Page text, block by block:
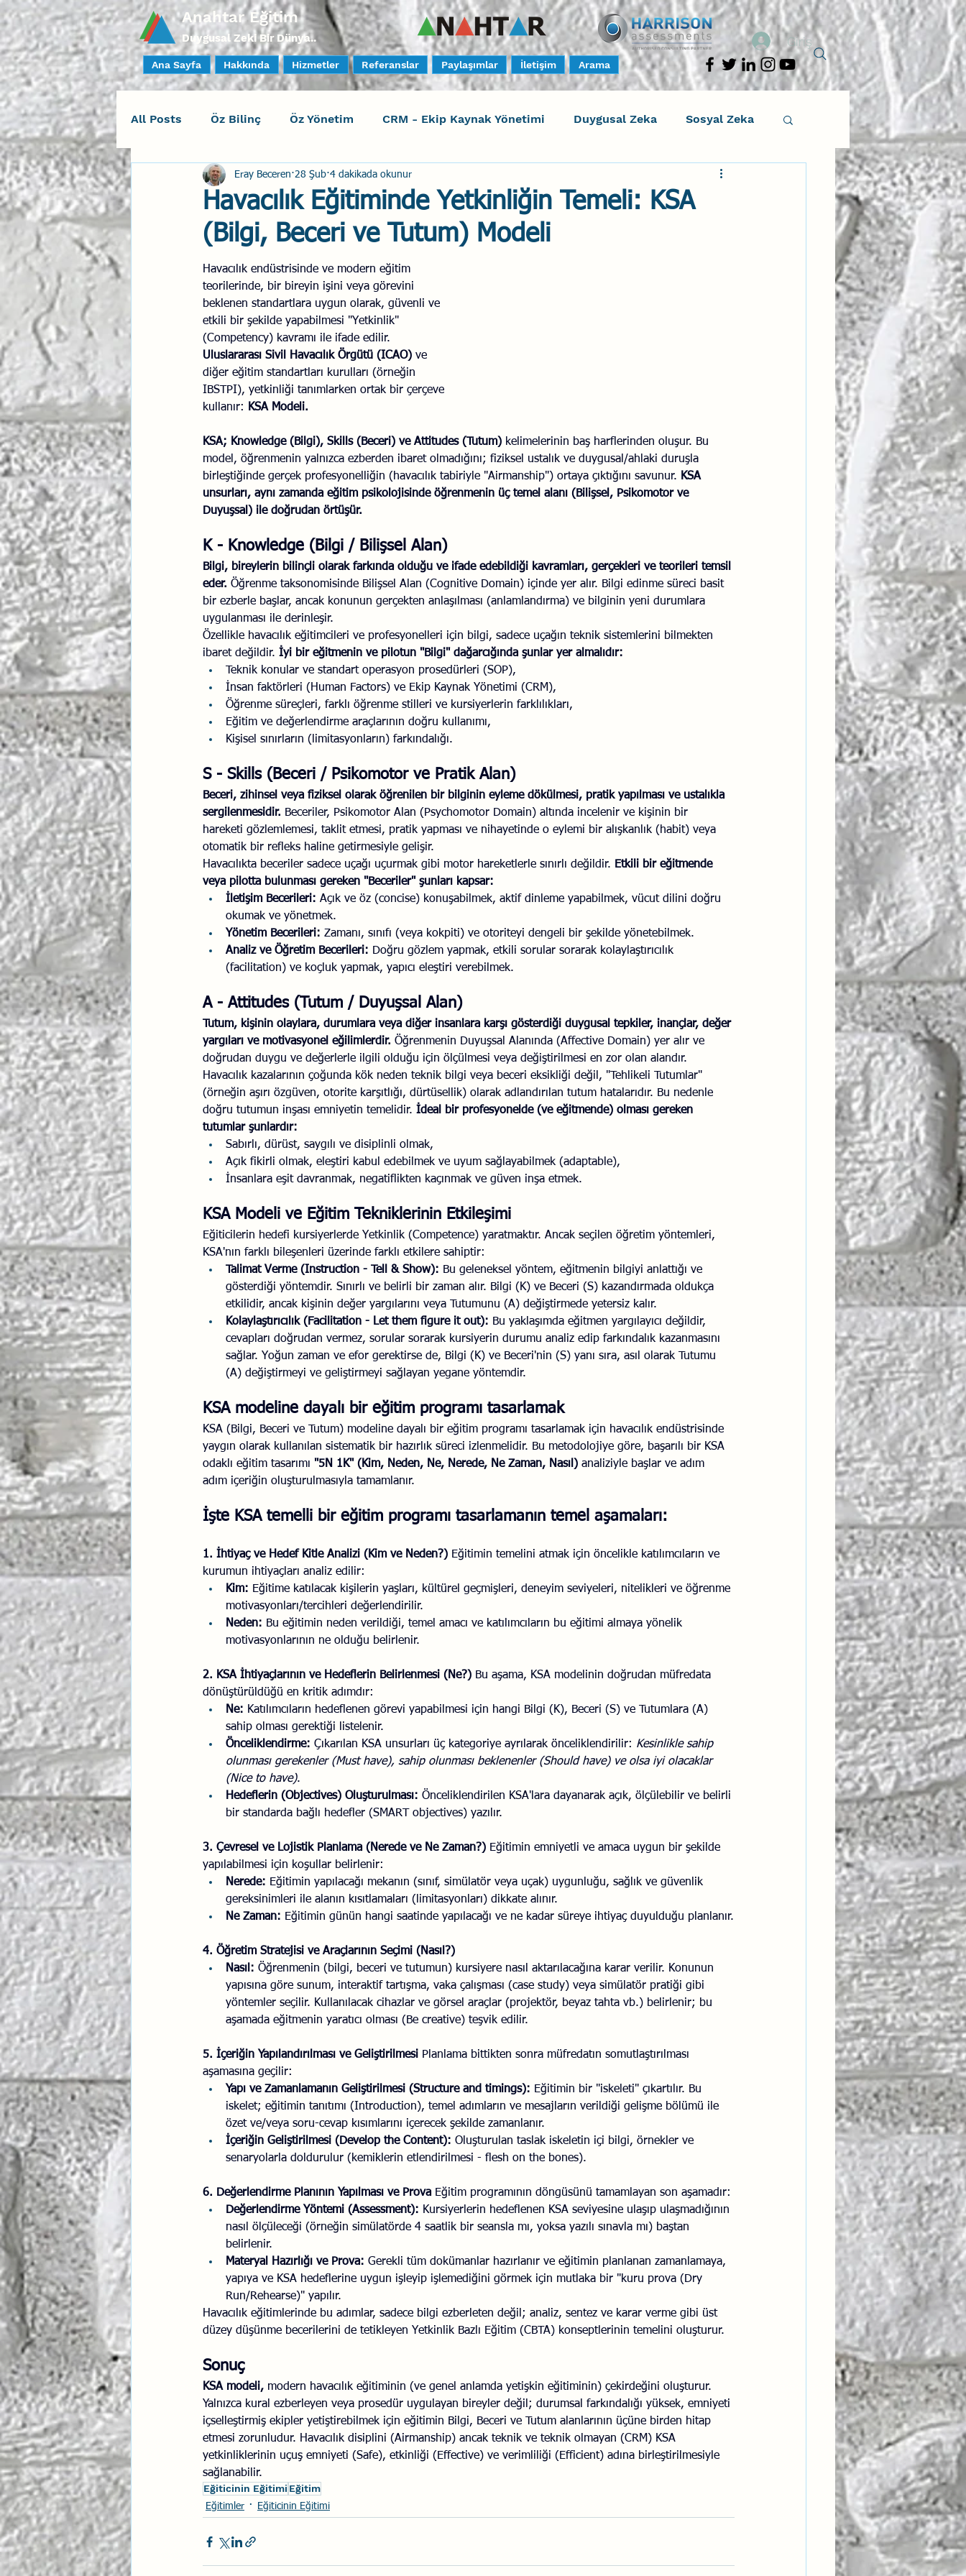
Anahtar Eğitim
Duygusal Zeki Bir Dünya..
Ana Sayfa Hakkında Hizmetler Referanslar Paylaşımlar İletişim Arama
Giriş
All Posts Öz Bilinç Öz Yönetim CRM - Ekip Kaynak Yönetimi Duygusal Zeka Sosyal Zeka
Sosyal Bilinç İlişki Yönetimi Harrison Assessments
Yaratıcı Drama İnsan Faktörleri - Human Factors Güvenli Davranış
Duygusal Zeka Koçluğu Uçak Kazaları
İlişki Yönetimi Sun Tzu Savaş Sanatı Wellbeing
Psikolojik Güvenlik Havacılık
Havacılık Eğitiminde Yetkinliğin Temeli: KSA
(Bilgi, Beceri ve Tutum) Modeli
Eray Beceren 28 Şub 4 dakikada okunur
Havacılık endüstrisinde ve modern eğitim
teorilerinde, bir bireyin işini veya görevini
beklenen standartlara uygun olarak, güvenli ve
etkili bir şekilde yapabilmesi "Yetkinlik"
(Competency) kavramı ile ifade edilir.
Uluslararası Sivil Havacılık Örgütü (ICAO) ve
diğer eğitim standartları kurulları (örneğin
IBSTPI), yetkinliği tanımlarken ortak bir çerçeve
kullanır:
KSA Modeli.
KSA; Knowledge (Bilgi), Skills (Beceri) ve Attitudes (Tutum) kelimelerinin baş harflerinden oluşur. Bu
model, öğrenmenin yalnızca ezberden ibaret olmadığını; fiziksel ustalık ve duygusal/ahlaki duruşla
birleştiğinde gerçek profesyonelliğin (havacılık tabiriyle "Airmanship") ortaya çıktığını savunur. KSA
unsurları, aynı zamanda eğitim psikolojisinde öğrenmenin üç temel alanı (Bilişsel, Psikomotor ve
Duyuşsal) ile doğrudan örtüşür.
K - Knowledge (Bilgi / Bilişsel Alan)
Bilgi, bireylerin bilinçli olarak farkında olduğu ve ifade edebildiği kavramları, gerçekleri ve teorileri temsil
eder. Öğrenme taksonomisinde Bilişsel Alan (Cognitive Domain) içinde yer alır. Bilgi edinme süreci basit
bir ezberle başlar, ancak konunun gerçekten anlaşılması (anlamlandırma) ve bilginin yeni durumlara
uygulanması ile derinleşir.
Özellikle havacılık eğitimcileri ve profesyonelleri için bilgi, sadece uçağın teknik sistemlerini bilmekten
ibaret değildir. İyi bir eğitmenin ve pilotun "Bilgi" dağarcığında şunlar yer almalıdır:
Teknik konular ve standart operasyon prosedürleri (SOP),
İnsan faktörleri (Human Factors) ve Ekip Kaynak Yönetimi (CRM),
Öğrenme süreçleri, farklı öğrenme stilleri ve kursiyerlerin farklılıkları,
Eğitim ve değerlendirme araçlarının doğru kullanımı,
Kişisel sınırların (limitasyonların) farkındalığı.
S - Skills (Beceri / Psikomotor ve Pratik Alan)
Beceri, zihinsel veya fiziksel olarak öğrenilen bir bilginin eyleme dökülmesi, pratik yapılması ve ustalıkla
sergilenmesidir. Beceriler, Psikomotor Alan (Psychomotor Domain) altında incelenir ve kişinin bir
hareketi gözlemlemesi, taklit etmesi, pratik yapması ve nihayetinde o eylemi bir alışkanlık (habit) veya
otomatik bir refleks haline getirmesiyle gelişir.
Havacılıkta beceriler sadece uçağı uçurmak gibi motor hareketlerle sınırlı değildir. Etkili bir eğitmende
veya pilotta bulunması gereken "Beceriler" şunları kapsar:
İletişim Becerileri: Açık ve öz (concise) konuşabilmek, aktif dinleme yapabilmek, vücut dilini doğru
okumak ve yönetmek.
Yönetim Becerileri: Zamanı, sınıfı (veya kokpiti) ve otoriteyi dengeli bir şekilde yönetebilmek.
Analiz ve Öğretim Becerileri: Doğru gözlem yapmak, etkili sorular sorarak kolaylaştırıcılık
(facilitation) ve koçluk yapmak, yapıcı eleştiri verebilmek.
A - Attitudes (Tutum / Duyuşsal Alan)
Tutum, kişinin olaylara, durumlara veya diğer insanlara karşı gösterdiği duygusal tepkiler, inançlar, değer
yargıları ve motivasyonel eğilimlerdir. Öğrenmenin Duyuşsal Alanında (Affective Domain) yer alır ve
doğrudan duygu ve değerlerle ilgili olduğu için ölçülmesi veya değiştirilmesi en zor olan alandır.
Havacılık kazalarının çoğunda kök neden teknik bilgi veya beceri eksikliği değil, "Tehlikeli Tutumlar"
(örneğin aşırı özgüven, otorite karşıtlığı, dürtüsellik) olarak adlandırılan tutum hatalarıdır. Bu nedenle
doğru tutumun inşası emniyetin temelidir. İdeal bir profesyonelde (ve eğitmende) olması gereken
tutumlar şunlardır:
Sabırlı, dürüst, saygılı ve disiplinli olmak,
Açık fikirli olmak, eleştiri kabul edebilmek ve uyum sağlayabilmek (adaptable),
İnsanlara eşit davranmak, negatiflikten kaçınmak ve güven inşa etmek.
KSA Modeli ve Eğitim Tekniklerinin Etkileşimi
Eğiticilerin hedefi kursiyerlerde Yetkinlik (Competence) yaratmaktır. Ancak seçilen öğretim yöntemleri,
KSA'nın farklı bileşenleri üzerinde farklı etkilere sahiptir:
Talimat Verme (Instruction - Tell & Show): Bu geleneksel yöntem, eğitmenin bilgiyi anlattığı ve
gösterdiği yöntemdir. Sınırlı ve belirli bir zaman alır. Bilgi (K) ve Beceri (S) kazandırmada oldukça
etkilidir, ancak kişinin değer yargılarını veya Tutumunu (A) değiştirmede yetersiz kalır.
Kolaylaştırıcılık (Facilitation - Let them figure it out): Bu yaklaşımda eğitmen yargılayıcı değildir,
cevapları doğrudan vermez, sorular sorarak kursiyerin durumu analiz edip farkındalık kazanmasını
sağlar. Yoğun zaman ve efor gerektirse de, Bilgi (K) ve Beceri'nin (S) yanı sıra, asıl olarak Tutumu
(A) değiştirmeyi ve geliştirmeyi sağlayan yegane yöntemdir.
KSA modeline dayalı bir eğitim programı tasarlamak
KSA (Bilgi, Beceri ve Tutum) modeline dayalı bir eğitim programı tasarlamak için havacılık endüstrisinde
yaygın olarak kullanılan sistematik bir hazırlık süreci izlenmelidir. Bu metodolojiye göre, başarılı bir KSA
odaklı eğitim tasarımı "5N 1K" (Kim, Neden, Ne, Nerede, Ne Zaman, Nasıl) analiziyle başlar ve adım
adım içeriğin oluşturulmasıyla tamamlanır.
İşte KSA temelli bir eğitim programı tasarlamanın temel aşamaları:
1. İhtiyaç ve Hedef Kitle Analizi (Kim ve Neden?) Eğitimin temelini atmak için öncelikle katılımcıların ve
kurumun ihtiyaçları analiz edilir:
Kim: Eğitime katılacak kişilerin yaşları, kültürel geçmişleri, deneyim seviyeleri, nitelikleri ve öğrenme
motivasyonları/tercihleri değerlendirilir.
Neden: Bu eğitimin neden verildiği, temel amacı ve katılımcıların bu eğitimi almaya yönelik
motivasyonlarının ne olduğu belirlenir.
2. KSA İhtiyaçlarının ve Hedeflerin Belirlenmesi (Ne?) Bu aşama, KSA modelinin doğrudan müfredata
dönüştürüldüğü en kritik adımdır:
Ne: Katılımcıların hedeflenen görevi yapabilmesi için hangi Bilgi (K), Beceri (S) ve Tutumlara (A)
sahip olması gerektiği listelenir.
Önceliklendirme: Çıkarılan KSA unsurları üç kategoriye ayrılarak önceliklendirilir: Kesinlikle sahip
olunması gerekenler (Must have), sahip olunması beklenenler (Should have) ve olsa iyi olacaklar
(Nice to have).
Hedeflerin (Objectives) Oluşturulması: Önceliklendirilen KSA'lara dayanarak açık, ölçülebilir ve belirli
bir standarda bağlı hedefler (SMART objectives) yazılır.
3. Çevresel ve Lojistik Planlama (Nerede ve Ne Zaman?) Eğitimin emniyetli ve amaca uygun bir şekilde
yapılabilmesi için koşullar belirlenir:
Nerede: Eğitimin yapılacağı mekanın (sınıf, simülatör veya uçak) uygunluğu, sağlık ve güvenlik
gereksinimleri ile alanın kısıtlamaları (limitasyonları) dikkate alınır.
Ne Zaman: Eğitimin günün hangi saatinde yapılacağı ve ne kadar süreye ihtiyaç duyulduğu planlanır.
4. Öğretim Stratejisi ve Araçlarının Seçimi (Nasıl?)
Nasıl: Öğrenmenin (bilgi, beceri ve tutumun) kursiyere nasıl aktarılacağına karar verilir. Konunun
yapısına göre sunum, interaktif tartışma, vaka çalışması (case study) veya simülatör pratiği gibi
yöntemler seçilir. Kullanılacak cihazlar ve görsel araçlar (projektör, beyaz tahta vb.) belirlenir; bu
aşamada eğitmenin yaratıcı olması (Be creative) teşvik edilir.
5. İçeriğin Yapılandırılması ve Geliştirilmesi Planlama bittikten sonra müfredatın somutlaştırılması
aşamasına geçilir:
Yapı ve Zamanlamanın Geliştirilmesi (Structure and timings): Eğitimin bir "iskeleti" çıkartılır. Bu
iskelet; eğitimin tanıtımı (Introduction), temel adımların ve mesajların verildiği gelişme bölümü ile
özet ve/veya soru-cevap kısımlarını içerecek şekilde zamanlanır.
İçeriğin Geliştirilmesi (Develop the Content): Oluşturulan taslak iskeletin içi bilgi, örnekler ve
senaryolarla doldurulur (kemiklerin etlendirilmesi - flesh on the bones).
6. Değerlendirme Planının Yapılması ve Prova Eğitim programının döngüsünü tamamlayan son aşamadır:
Değerlendirme Yöntemi (Assessment): Kursiyerlerin hedeflenen KSA seviyesine ulaşıp ulaşmadığının
nasıl ölçüleceği (örneğin simülatörde 4 saatlik bir seansla mı, yoksa yazılı sınavla mı) baştan
belirlenir.
Materyal Hazırlığı ve Prova: Gerekli tüm dokümanlar hazırlanır ve eğitimin planlanan zamanlamaya,
yapıya ve KSA hedeflerine uygun işleyip işlemediğini görmek için mutlaka bir "kuru prova (Dry
Run/Rehearse)" yapılır.
Havacılık eğitimlerinde bu adımlar, sadece bilgi ezberleten değil; analiz, sentez ve karar verme gibi üst
düzey düşünme becerilerini de tetikleyen Yetkinlik Bazlı Eğitim (CBTA) konseptlerinin temelini oluşturur.
Sonuç
KSA modeli, modern havacılık eğitiminin (ve genel anlamda yetişkin eğitiminin) çekirdeğini oluşturur.
Yalnızca kural ezberleyen veya prosedür uygulayan bireyler değil; durumsal farkındalığı yüksek, emniyeti
içselleştirmiş ekipler yetiştirebilmek için eğitimin Bilgi, Beceri ve Tutum alanlarının üçüne birden hitap
etmesi zorunludur. Havacılık disiplini (Airmanship) ancak teknik ve teknik olmayan (CRM) KSA
yetkinliklerinin uçuş emniyeti (Safe), etkinliği (Effective) ve verimliliği (Efficient) adına birleştirilmesiyle
sağlanabilir.
Eğiticinin Eğitimi Eğitim
Eğitimler Eğiticinin Eğitimi